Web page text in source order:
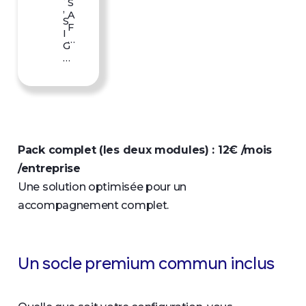
,
S
I
G
…
S
A
F
…
Pack complet (les deux modules) : 12€ /mois
/entreprise
Une solution optimisée pour un
accompagnement complet.
Un socle premium commun inclus